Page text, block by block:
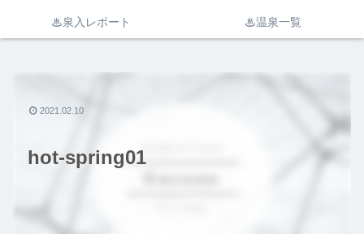
♨︎泉入レポート ♨︎温泉一覧
hot-spring01
2021.02.10